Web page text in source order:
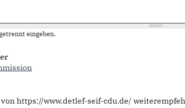
eingeben.
https://www.detlef-seif-cdu.de/